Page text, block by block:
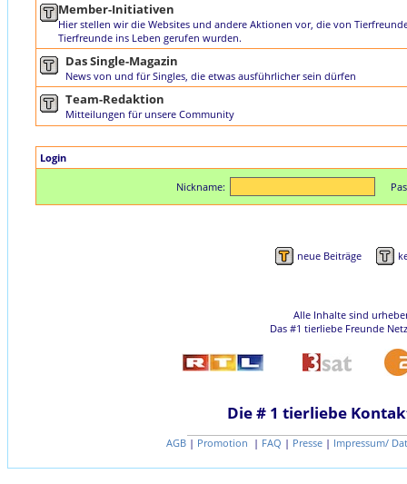
Member-Initiativen
Hier stellen wir die Websites und andere Aktionen vor, die von
Tierfreunde ins Leben gerufen wurden.
Das Single-Magazin
News von und für Singles, die etwas ausführlicher sein dürfen
Team-Redaktion
Mitteilungen für unsere Community
Login
Nickname:
neue Beiträge
Alle Inhalte sind
Das #1 tierliebe Freunde
Die # 1 tierliebe
AGB | Promotion | FAQ | Presse | Impressum/